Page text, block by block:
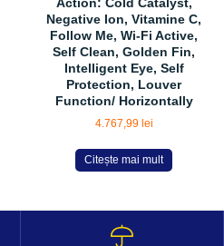
Action: Cold Catalyst,
Negative Ion, Vitamine C,
Follow Me, Wi-Fi Active,
Self Clean, Golden Fin,
Intelligent Eye, Self
Protection, Louver
Function/ Horizontally
4.767,99 lei
Citește mai mult